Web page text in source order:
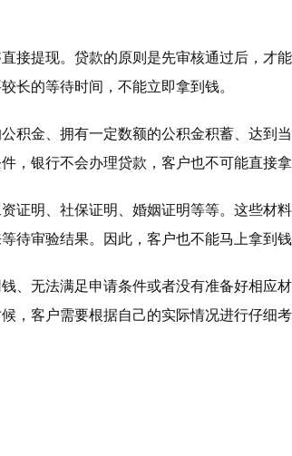
接提现。贷款的原则是先审核通过后，才
长的等待时间，不能立即拿到钱。
积金、拥有一定数额的公积金积蓄、达到
银行不会办理贷款，客户也不可能直接拿
证明、社保证明、婚姻证明等等。这些材
待审验结果。因此，客户也不能马上拿到钱
、无法满足申请条件或者没有准备好相应
，客户需要根据自己的实际情况进行仔细